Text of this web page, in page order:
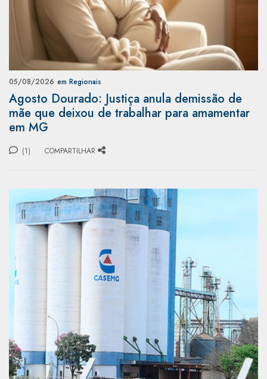
05/08/2026 em Regionais
Agosto Dourado: Justiça anula demissão de
mãe que deixou de trabalhar para amamentar
em MG
(1) COMPARTILHAR